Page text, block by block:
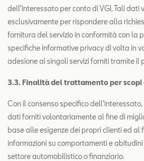
dell’interessato per conto di VGI. Tali
esclusivamente per rispondere alla
fornitura del servizio in conformità con la
specifiche informative privacy di volta in
adesione ai singoli servizi forniti tramite il
3.3. Finalità del trattamento per
Con il consenso specifico
dati forniti volontariamente al fine di
base alle esigenze dei propri clienti ed al
informazioni su comportamenti e
settore automobilistico o finanziario.